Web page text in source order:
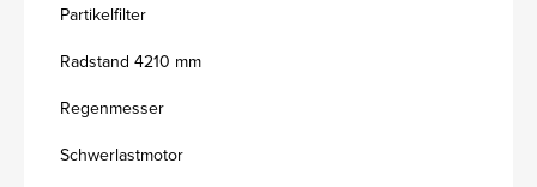
Partikelfilter
Radstand 4210 mm
Regenmesser
Schwerlastmotor